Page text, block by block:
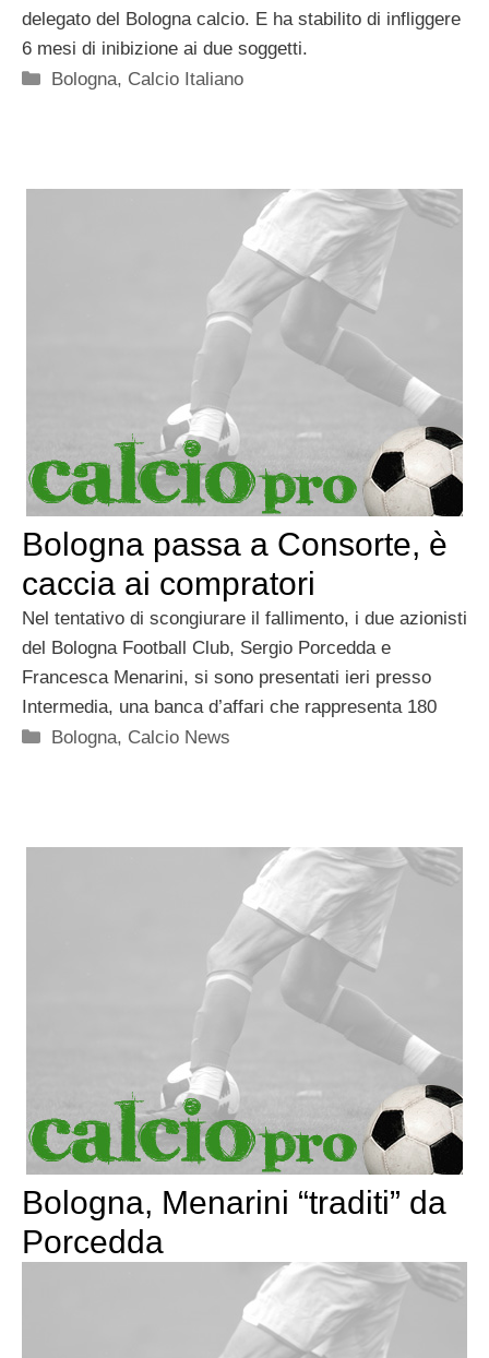
delegato del Bologna calcio. E ha stabilito di infliggere
6 mesi di inibizione ai due soggetti.
Categorie
Bologna, Calcio Italiano
Bologna passa a Consorte, è
caccia ai compratori
Nel tentativo di scongiurare il fallimento, i due azionisti
del Bologna Football Club, Sergio Porcedda e
Francesca Menarini, si sono presentati ieri presso
Intermedia, una banca d’affari che rappresenta 180
Categorie
Bologna, Calcio News
Bologna, Menarini “traditi” da
Porcedda